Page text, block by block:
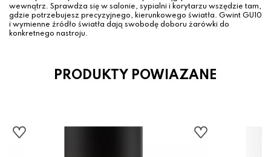
wewnątrz. Sprawdza się w salonie, sypialni i korytarzu wszędzie tam,
gdzie potrzebujesz precyzyjnego, kierunkowego światła. Gwint GU10
i wymienne źródło światła dają swobodę doboru żarówki do
konkretnego nastroju.
PRODUKTY POWIAZANE